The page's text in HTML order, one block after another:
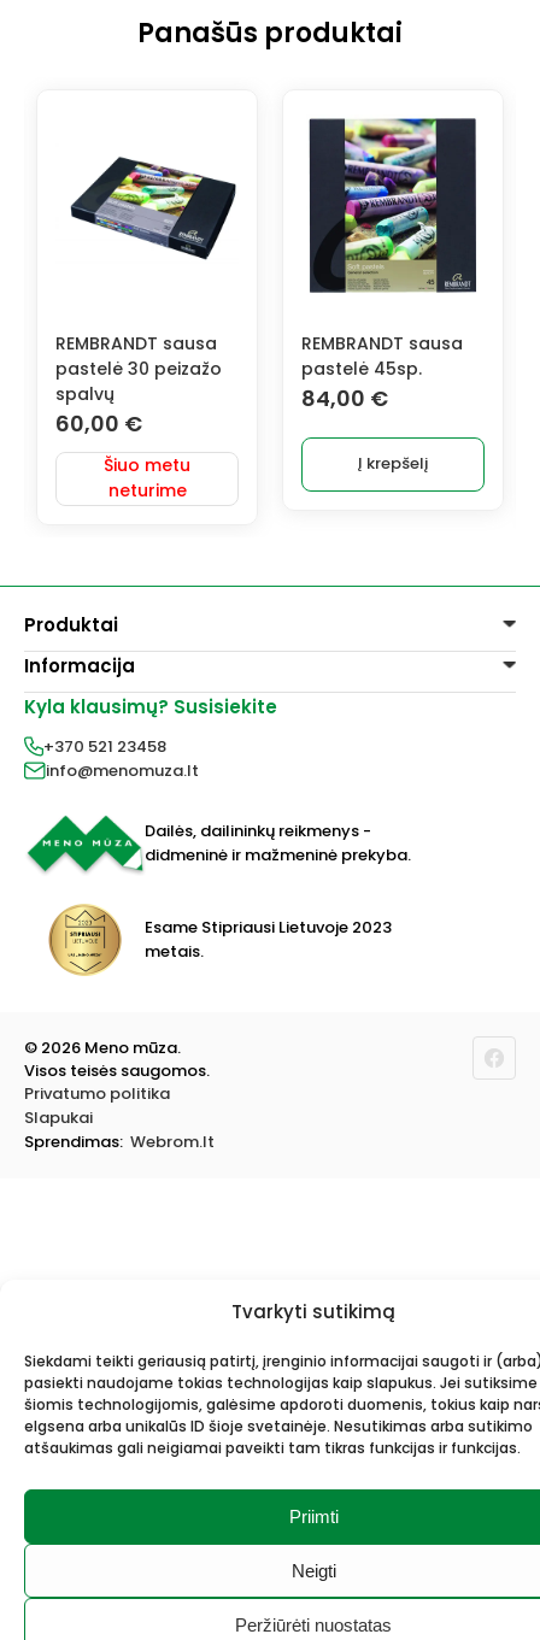
Tvarkyti sutikimą
Siekdami teikti geriausią patirtį, įrenginio informacijai saugoti ir
pasiekti naudojame tokias technologijas kaip slapukus. Jei
šiomis technologijomis, galėsime apdoroti duomenis, tokius kaip
elgsena arba unikalūs ID šioje svetainėje. Nesutikimas arba sutikimo
atšaukimas gali neigiamai paveikti tam tikras funkcijas ir funkcijas.
Priimti
Neigti
Peržiūrėti nuostatas
Panašūs produktai
REMBRANDT sausa
pastelė 45sp.
84,00
Į krepšelį
REMBRANDT sausa
pastelė 90 portreto
spalvų
Į krepšelį
Produktai
Dažai
Dekoravimui
Lakai, skiedikliai
Grafitiniai pieštukai
Įvairiems paviršiams
Molbertai
Keramikams ir skulptoriams
FIMO modelinas
Mokyklinės ir biuro prekės
Vokai
Rėmai ir rėminimas
Informacija
Pirkimo taisyklės
Prekių pristatymas
Prekių grąžinimas
Parduotuvės
Kyla klausimų? Susisiekite
+370 521 23458
info@menomuza.lt
Dailės, dailininkų reikmenys -
didmeninė ir mažmeninė prekyba.
Esame Stipriausi Lietuvoje 2023
metais.
© 2026 Meno mūza.
Visos teisės saugomos.
Privatumo politika
Slapukai
Sprendimas: Webrom.lt